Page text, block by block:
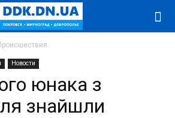
Новости
юнака з
знайшли